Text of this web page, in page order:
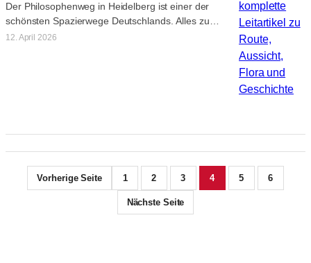
Der Philosophenweg in Heidelberg ist einer der
schönsten Spazierwege Deutschlands. Alles zu
Route, Aussichtspunkten, dem besonderen Klima,
12. April 2026
Vorherige Seite 1 2 3 4 5 6
Nächste Seite